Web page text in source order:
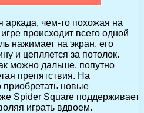
аркада, чем-то похожая на
происходит всего одной
нажимает на экран, его
и цепляется за потолок.
можно дальше, попутно
препятствия. На
новые
Spider Square поддерживает
играть вдвоем.